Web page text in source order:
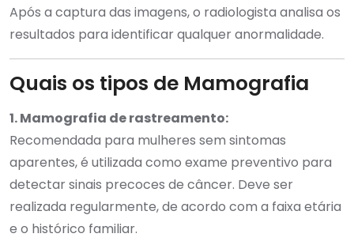
Após a captura das imagens, o radiologista analisa os
resultados para identificar qualquer anormalidade.
Quais os tipos de Mamografia
1. Mamografia de rastreamento:
Recomendada para mulheres sem sintomas
aparentes, é utilizada como exame preventivo para
detectar sinais precoces de câncer. Deve ser
realizada regularmente, de acordo com a faixa etária
e o histórico familiar.